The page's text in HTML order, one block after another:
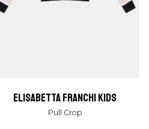
elisabetta franchi kids
Pull Crop